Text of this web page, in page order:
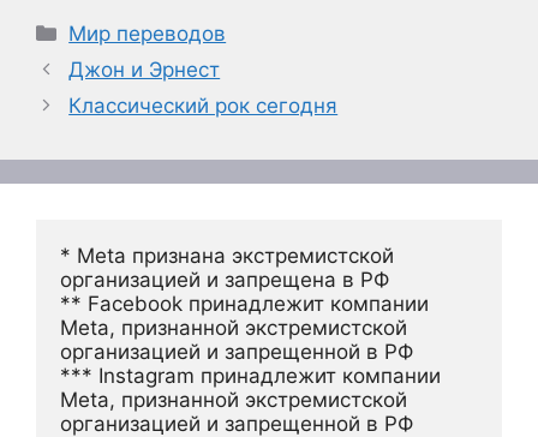
Рубрики
Мир переводов
Джон и Эрнест
Классический рок сегодня
* Meta признана экстремистской
организацией и запрещена в РФ
** Facebook принадлежит компании
Meta, признанной экстремистской
организацией и запрещенной в РФ
*** Instagram принадлежит компании
Meta, признанной экстремистской
организацией и запрещенной в РФ